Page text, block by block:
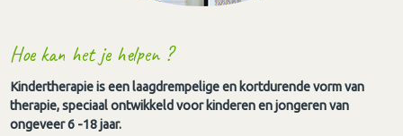
Hoe kan het je helpen ?
Kindertherapie is een laagdrempelige en kortdurende vorm van
therapie, speciaal ontwikkeld voor kinderen en jongeren van
ongeveer 6 -18 jaar.